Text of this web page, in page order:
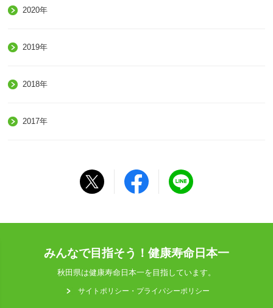
2020年
2019年
2018年
2017年
みんなで目指そう！健康寿命日本一
秋田県は健康寿命日本一を目指しています。
サイトポリシー・プライパシーポリシー